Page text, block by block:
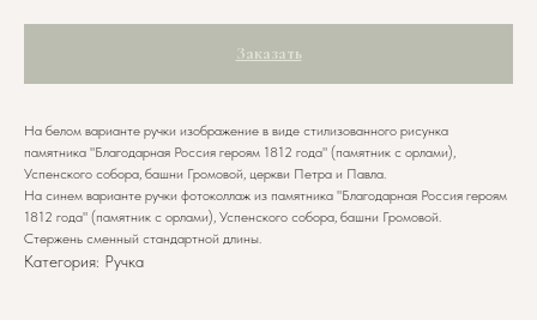
Заказать
На белом варианте ручки изображение в виде стилизованного рисунка
памятника "Благодарная Россия героям 1812 года" (памятник с орлами),
Успенского собора, башни Громовой, церкви Петра и Павла.
На синем варианте ручки фотоколлаж из памятника "Благодарная Россия героям
1812 года" (памятник с орлами), Успенского собора, башни Громовой.
Стержень сменный стандартной длины.
Категория: Ручка